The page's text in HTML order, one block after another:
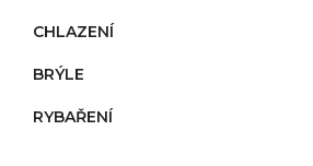
CHLAZENÍ
BRÝLE
RYBAŘENÍ